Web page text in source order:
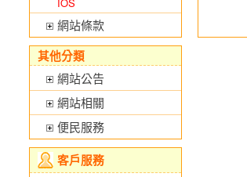
網站條款
其他分類
網站公告
網站相關
便民服務
客戶服務